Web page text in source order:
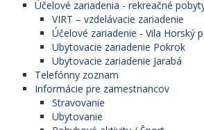
Účelové zariadenia - rekreačné
VIRT – vzdelávacie zariadenie
Účelové zariadenie - Vila Horský
Ubytovacie zariadenie Pokrok
Ubytovacie zariadenie Jarabá
Telefónny zoznam
Informácie pre zamestnancov
Stravovanie
Ubytovanie